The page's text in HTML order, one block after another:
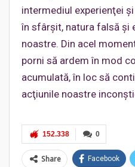
intermediul experienţei
în sfârşit, natura falsă şi
noastre. Din acel
porni să ardem în mod
acumulată, în loc să
acţiunile noastre
0
152.338
Share Facebook